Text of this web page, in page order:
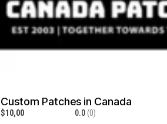
Custom Patches in Canada
$10,00 0.0 (0)